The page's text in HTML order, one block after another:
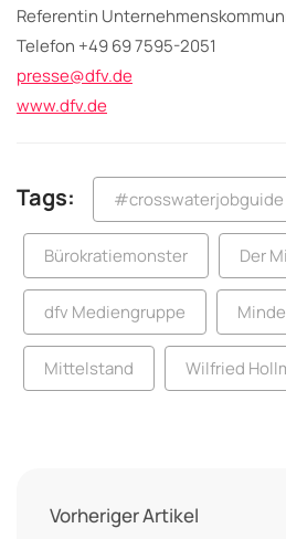
Referentin
Telefon +49 69 7595-2051
presse@dfv.de
www.dfv.de
Tags: #crosswaterjobguide
Bürokratiemonster Der
dfv Mediengruppe
Mittelstand Wilfried
Vorheriger Artikel